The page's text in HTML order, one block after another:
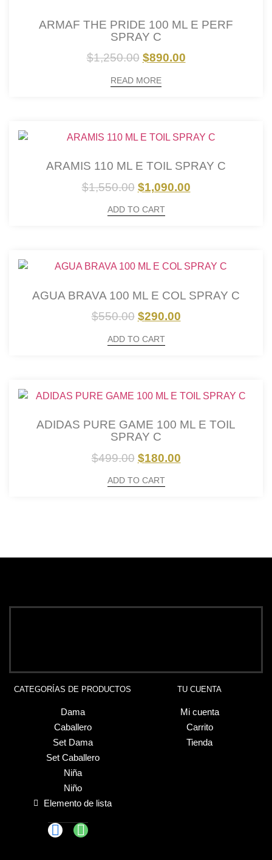
ARMAF THE PRIDE 100 ML E PERF
SPRAY C
$1,250.00 $890.00
READ MORE
ARAMIS 110 ML E TOIL SPRAY C
$1,550.00 $1,090.00
ADD TO CART
AGUA BRAVA 100 ML E COL SPRAY C
$550.00 $290.00
ADD TO CART
ADIDAS PURE GAME 100 ML E TOIL
SPRAY C
$499.00 $180.00
ADD TO CART
CATEGORÍAS DE PRODUCTOS
Dama
Caballero
Set Dama
Set Caballero
Niña
Niño
Elemento de lista
TU CUENTA
Mi cuenta
Carrito
Tienda